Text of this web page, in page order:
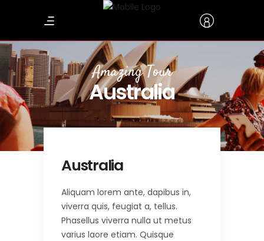
Amazing Tour
Australia
Australia
Aliquam lorem ante, dapibus in,
viverra quis, feugiat a, tellus.
Phasellus viverra nulla ut metus
varius laore etiam. Quisque